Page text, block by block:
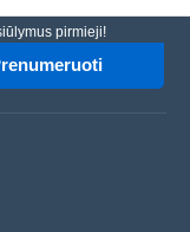
pirmieji!